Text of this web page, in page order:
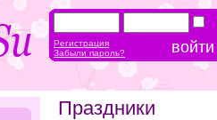
Праздники
Регистрация
Забыли пароль?